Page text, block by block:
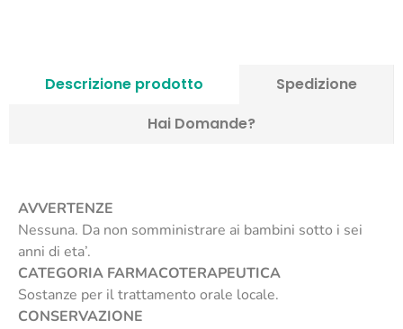
Descrizione prodotto
Spedizione
Hai Domande?
AVVERTENZE
Nessuna. Da non somministrare ai bambini sotto i sei
anni di eta’.
CATEGORIA FARMACOTERAPEUTICA
Sostanze per il trattamento orale locale.
CONSERVAZIONE